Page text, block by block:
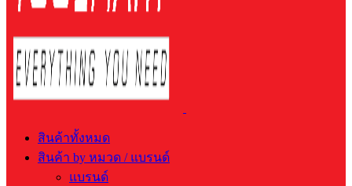
สินค้าทั้งหมด
สินค้า by หมวด / แบรนด์
แบรนด์